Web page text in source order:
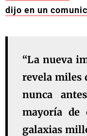
dijo en un
“La nueva
revela miles
nunca
mayoría de
galaxias